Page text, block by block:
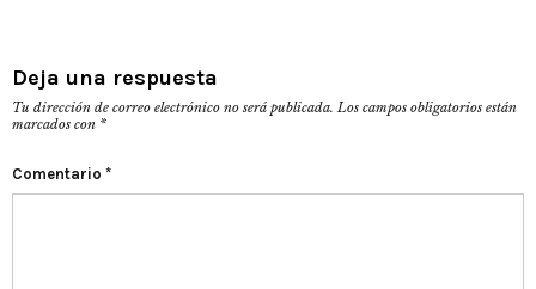
Deja una respuesta
Tu dirección de correo electrónico no será publicada. Los campos obligatorios están
marcados con *
Comentario *